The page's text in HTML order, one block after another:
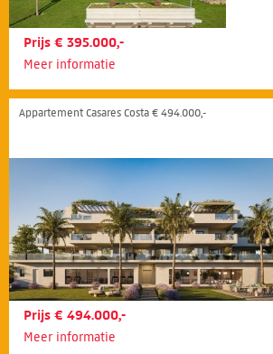
Prijs € 395.000,-
Meer informatie
Appartement Casares Costa € 494.000,-
Prijs € 494.000,-
Meer informatie